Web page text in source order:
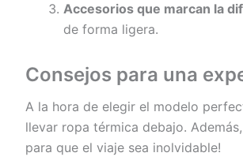
Accesorios que marcan la
de forma ligera.
Consejos para una
A la hora de elegir el modelo
llevar ropa térmica debajo.
para que el viaje sea inolvidable!